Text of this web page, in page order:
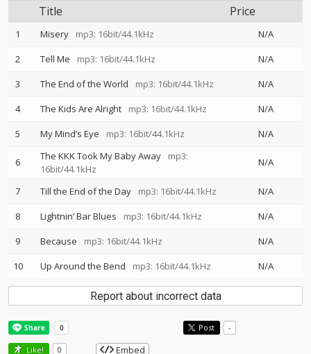
Title Price
1 Misery mp3: 16bit/44.1kHz
N/A
2
Tell Me mp3: 16bit/44.1kHz
N/A
3
The End of the World mp3: 16bit/44.1kHz
N/A
4
The Kids Are Alright mp3: 16bit/44.1kHz
N/A
5
My Mind’s Eye mp3: 16bit/44.1kHz N/A
6 The KKK Took My Baby Away
mp3:
16bit/44.1kHz
N/A
7 Till the End of the Day mp3: 16bit/44.1kHz
N/A
8
Lightnin’ Bar Blues mp3: 16bit/44.1kHz
N/A
9
Because mp3: 16bit/44.1kHz
N/A
10
Up Around the Bend mp3: 16bit/44.1kHz N/A
Report about incorrect data
Post -
Like! 0 Embed